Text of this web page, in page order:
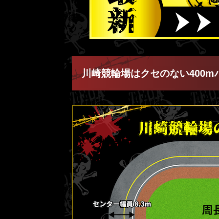
川崎競輪場はクセのない400m